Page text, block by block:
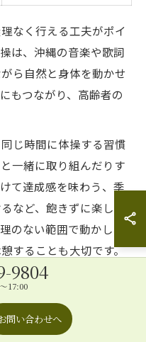
なく行える工夫がポイ
は、沖縄の音楽や歌詞
ら自然と身体を動かせ
もつながり、高齢者の
じ時間に体操する習慣
一緒に取り組んだりす
て達成感を味わう、季
など、飽きずに楽しめ
のない範囲で動かし、
することも大切です。
で」という気持ちで気
ツです。体操を続ける
われ、転倒予防や健康
9804
17:00
問い合わせへ